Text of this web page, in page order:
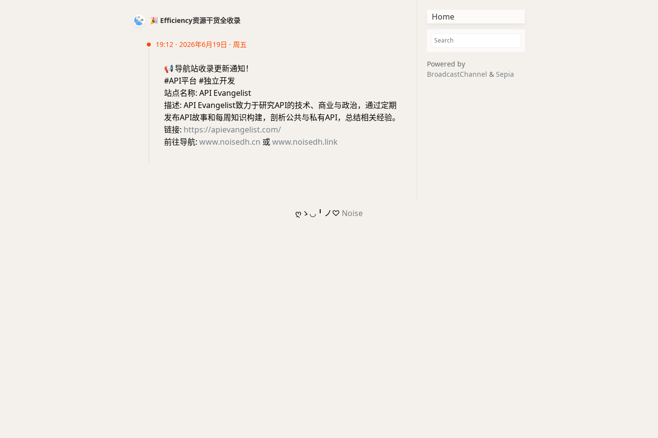
🎉 Efficiency资源干货全收录
19:12 · 2026年6月19日 · 周五
📢导航站收录更新通知！
#API平台 #独立开发
站点名称: API Evangelist
描述: API Evangelist致力于研究API的技术、商业与政治，通过定期
发布API故事和每周知识构建，剖析公共与私有API，总结相关经验。
链接: https://apievangelist.com/
前往导航: www.noisedh.cn 或www.noisedh.link
Home
Powered by
BroadcastChannel & Sepia
ღゝ◡╹ノ♡ Noise